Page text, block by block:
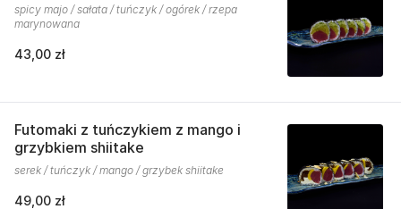
spicy majo / sałata / tuńczyk / ogórek / rzepa
marynowana
43,00 zł
Futomaki z tuńczykiem z mango i
grzybkiem shiitake
serek / tuńczyk / mango / grzybek shiitake
49,00 zł